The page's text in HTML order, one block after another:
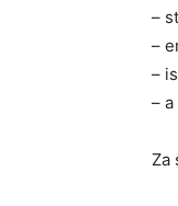
–
–
–
–
Za